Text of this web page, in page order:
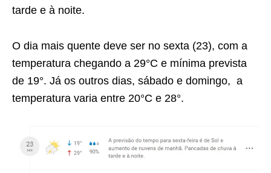
tarde e à noite.
O dia mais quente deve ser no sexta (23), com a
temperatura chegando a 29°C e mínima prevista
de 19°. Já os outros dias, sábado e domingo, a
temperatura varia entre 20°C e 28°.